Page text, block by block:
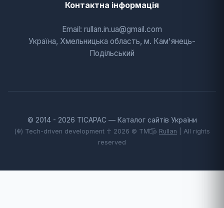
Контактна інформація
Email: rullan.in.ua@gmail.com
Україна, Хмельницька область, м. Кам'янець-
Подільський
© 2014 - 2026 TICAPAC — Каталог сайтів України
(☬) Tech-driven development ☥ 2026 © TM͡๏̯͡๏ Rullan | All rights
reserved